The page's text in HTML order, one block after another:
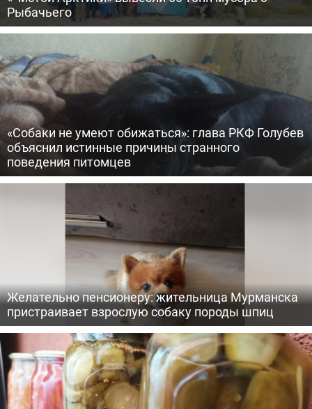
Рыбачьего
«Собаки не умеют обижаться»: глава РКФ Голубев
объяснил истинные причины странного
поведения питомцев
Желательно пенсионеру: жительница Мурманска
пристраивает взрослую собаку породы шпиц